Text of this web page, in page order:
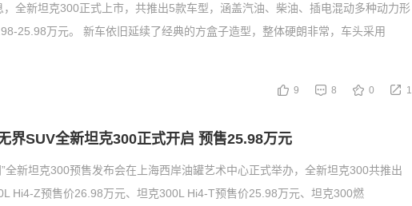
全新坦克300正式上市，共推出5款车型，涵盖汽油、柴油、插电混动多种动力形
25.98万元。 新车依旧延续了经典的方盒子造型，整体硬朗非常，车头采用
9 8 0 1
界SUV全新坦克300正式开启 预售25.98万元
全新坦克300预售发布会在上海西岸油罐艺术中心正式举办，全新坦克300共推出
Hi4-Z预售价26.98万元、坦克300L Hi4-T预售价25.98万元、坦克300燃